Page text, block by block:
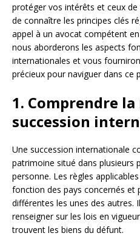
protéger vos intérêts et ceux
de connaître les principes clés
appel à un avocat compétent
nous aborderons les aspects
internationales et vous
précieux pour naviguer dans ce
1. Comprendre
succession
Une succession internationale
patrimoine situé dans plusieurs
personne. Les règles
fonction des pays concernés et
différentes les unes des autres.
renseigner sur les lois en
trouvent les biens du défunt.